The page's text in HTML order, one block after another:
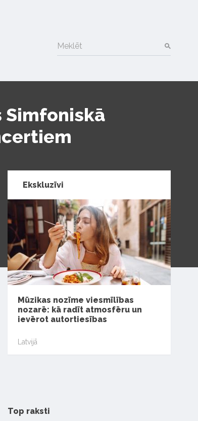
Meklēt
Simfoniskā
Ekskluzīvi
Mūzikas nozīme viesmīlības
nozarē: kā radīt atmosfēru un
ievērot autortiesības
Latvijā
Top raksti